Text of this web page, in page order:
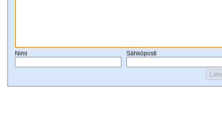
Nimi Sähköposti